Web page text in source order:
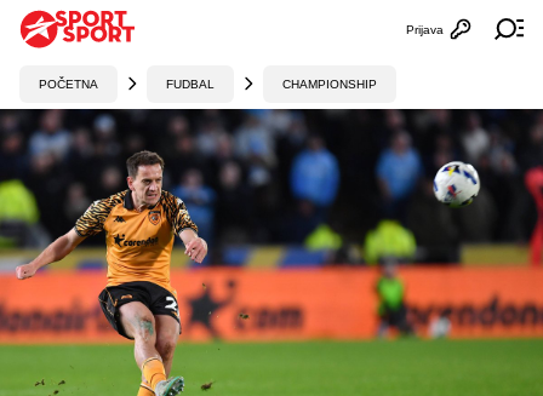
Otvori
Prijava
POČETNA FUDBAL CHAMPIONSHIP